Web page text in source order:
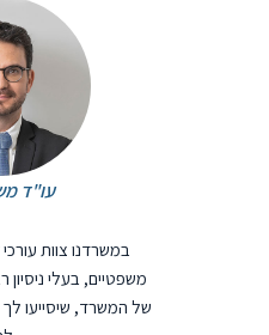
עו"ד
במשרדנו צוות
משפטיים, בעלי ניסיון
של המשרד, שיסייעו